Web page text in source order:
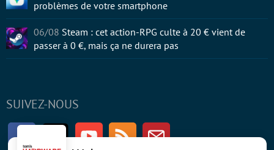
SUIVEZ-NOUS
FacebookTwitter Youtube RSS Newsletter
problèmes de votre smartphone
06/08 Steam : cet action-RPG culte à 20 € vient de
passer à 0 €, mais ça ne durera pas